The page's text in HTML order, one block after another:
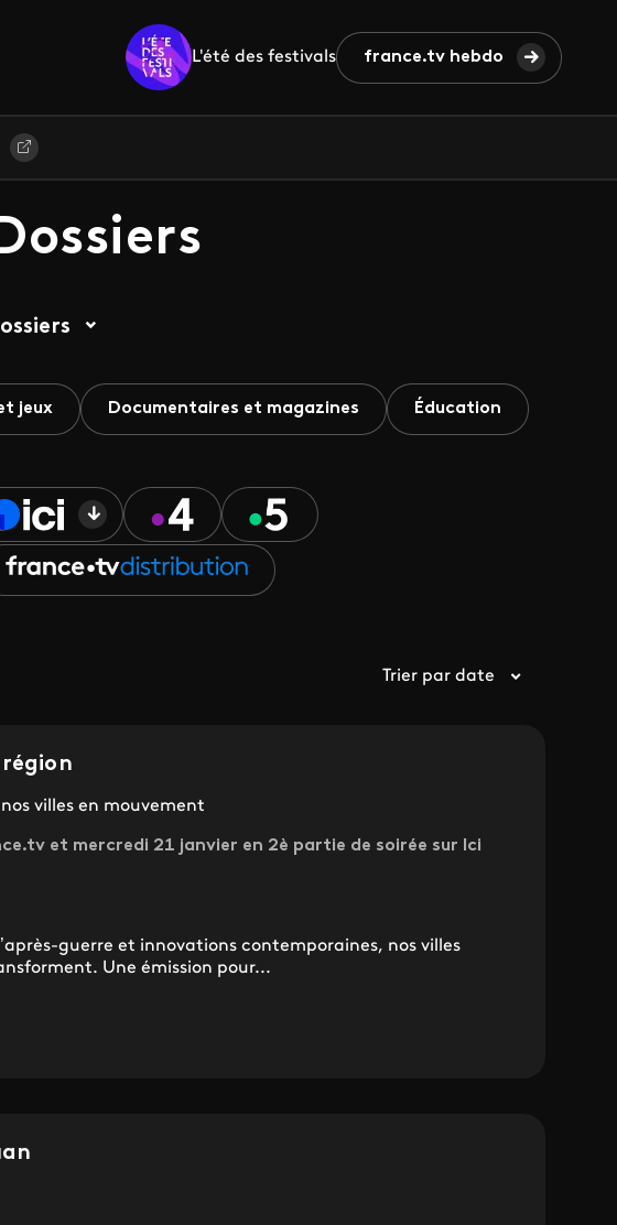
L'été des festivals france.tv hebdo
jeux Documentaires et magazines Éducation
Trier par date
région
villes en mouvement
et mercredi 21 janvier en 2è partie de soirée sur Ici
guerre et innovations contemporaines, nos villes
Une émission pour...